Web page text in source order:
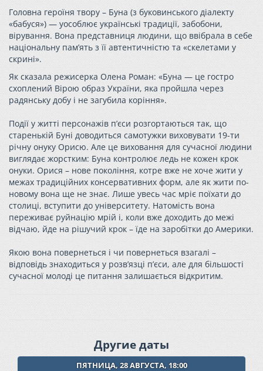
Головна героїня твору – Буна (з буковинського діалекту
«бабуся») — уособлює українські традиції, забобони,
вірування. Вона представниця людини, що ввібрала в себе
національну пам’ять з її автентичністю та «скелетами у
скрині».
Як сказала режисерка Олена Роман: «Буна — це гостро
схоплений Вірою образ України, яка пройшла через
радянську добу і не загубила коріння».
Події у житті персонажів п’єси розгортаються так, що
старенькій Буні доводиться самотужки виховувати 19-ти
річну онуку Орисю. Але це виховання для сучасної людини
виглядає жорстким: Буна контролює ледь не кожен крок
онуки. Орися – нове покоління, котре вже не хоче жити у
межах традиційних консервативних форм, але як жити по-
новому вона ще не знає. Лише увесь час мріє поїхати до
столиці, вступити до університету. Натомість вона
переживає руйнацію мрій і, коли вже доходить до межі
відчаю, йде на рішучий крок – їде на заробітки до Америки.
Якою вона повернеться і чи повернеться взагалі –
відповідь знаходиться у розв’язці п’єси, але для більшості
сучасної молоді це питання залишається відкритим.
Другие даты
ПЯТНИЦА, 28 АВГУСТА, 18:00